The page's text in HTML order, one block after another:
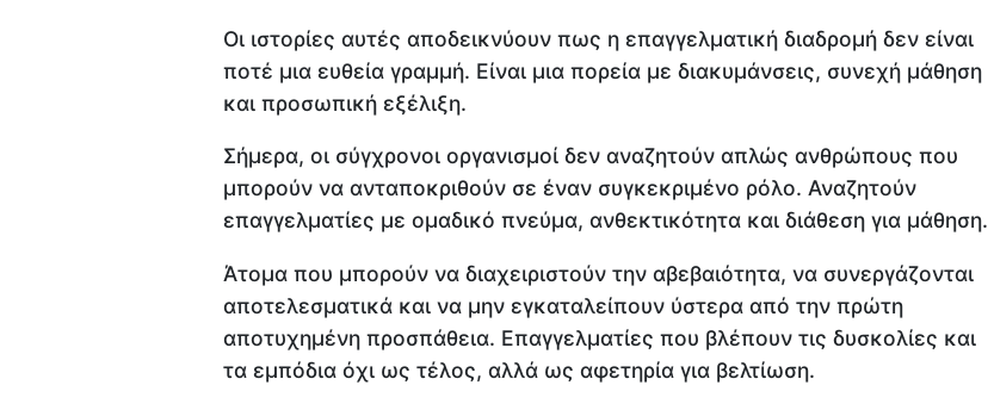
Οι ιστορίες αυτές αποδεικνύουν πως η επαγγελματική διαδρομή δεν είναι
ποτέ μια ευθεία γραμμή. Είναι μια πορεία με διακυμάνσεις, συνεχή μάθηση
και προσωπική εξέλιξη.
Σήμερα, οι σύγχρονοι οργανισμοί δεν αναζητούν απλώς ανθρώπους που
μπορούν να ανταποκριθούν σε έναν συγκεκριμένο ρόλο. Αναζητούν
επαγγελματίες με ομαδικό πνεύμα, ανθεκτικότητα και διάθεση για μάθηση.
Άτομα που μπορούν να διαχειριστούν την αβεβαιότητα, να συνεργάζονται
αποτελεσματικά και να μην εγκαταλείπουν ύστερα από την πρώτη
αποτυχημένη προσπάθεια. Επαγγελματίες που βλέπουν τις δυσκολίες και
τα εμπόδια όχι ως τέλος, αλλά ως αφετηρία για βελτίωση.